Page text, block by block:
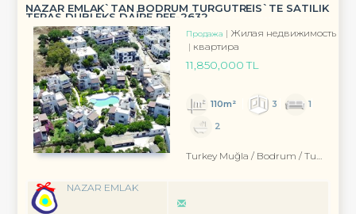
NAZAR EMLAK`TAN BODRUM TURGUTREİS`TE SATILIK
TERAS DUBLEKS DAİRE REF-2632
Продажа
Жилая недвижимость
квартира
11,850,000 TL
110m² 3
1
2
Turkey Muğla / Bodrum / Turgutreis
NAZAR EMLAK